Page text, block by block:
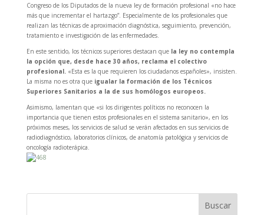
Congreso de los Diputados de la nueva ley de formación profesional «no hace
más que incrementar el hartazgo”. Especialmente de los profesionales que
realizan las técnicas de aproximación diagnóstica, seguimiento, prevención,
tratamiento e investigación de las enfermedades.
En este sentido, los técnicos superiores destacan quela ley no contempla
la opción que, desde hace 30 años, reclama el colectivo
profesional.«Esta es la que requieren los ciudadanos españoles», insisten.
La misma no es otra queigualar la formación de los Técnicos
Superiores Sanitarios a la de sus homólogos europeos.
Asimismo, lamentan que «si los dirigentes políticos no reconocen la
importancia que tienen estos profesionales en el sistema sanitario», en los
próximos meses, los servicios de salud se verán afectados en sus servicios de
radiodiagnóstico, laboratorios clínicos, de anatomía patológica y servicios de
oncología radioterápica.